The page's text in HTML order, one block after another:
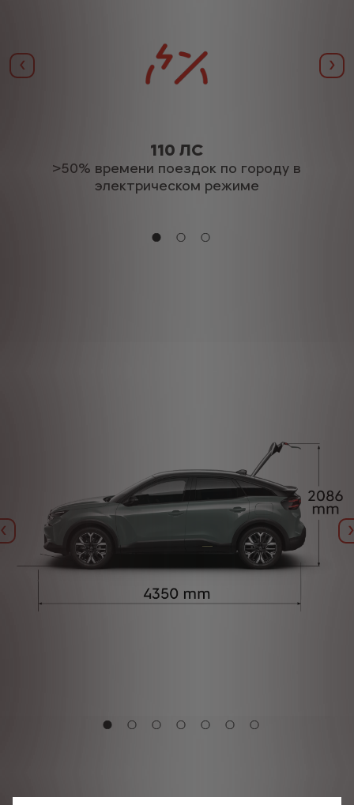
Назад
110 ЛС
>50% времени поездок по городу в
электрическом режиме
Назад